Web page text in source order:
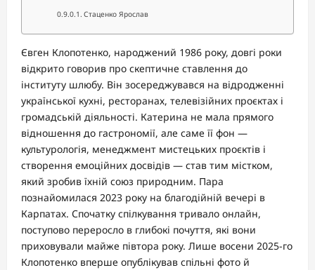
Стаценко Ярослав
Євген Клопотенко, народжений 1986 року, довгі роки
відкрито говорив про скептичне ставлення до
інституту шлюбу. Він зосереджувався на відродженні
української кухні, ресторанах, телевізійних проєктах і
громадській діяльності. Катерина не мала прямого
відношення до гастрономії, але саме її фон —
культурологія, менеджмент мистецьких проєктів і
створення емоційних досвідів — став тим містком,
який зробив їхній союз природним. Пара
познайомилася 2023 року на благодійній вечері в
Карпатах. Спочатку спілкування тривало онлайн,
поступово переросло в глибокі почуття, які вони
приховували майже півтора року. Лише восени 2025-го
Клопотенко вперше опублікував спільні фото й